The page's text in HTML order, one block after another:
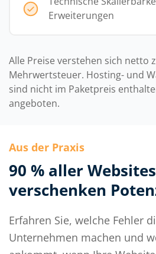
Erweiterungen
Alle Preise verstehen sich netto
Mehrwertsteuer. Hosting- und
sind nicht im Paketpreis
angeboten.
Aus der Praxis
90 % aller Websites
verschenken
Erfahren Sie, welche Fehler
Unternehmen machen und